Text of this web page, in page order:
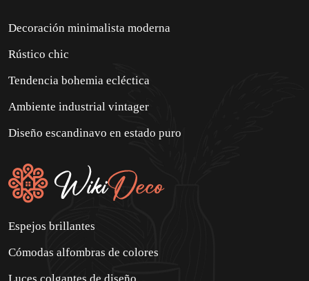
Decoración minimalista moderna
Rústico chic
Tendencia bohemia ecléctica
Ambiente industrial vintager
Diseño escandinavo en estado puro
Espejos brillantes
Cómodas alfombras de colores